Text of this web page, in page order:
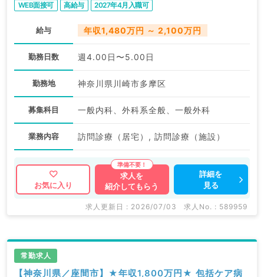
WEB面接可
高給与 2027年4月入職可
給与 年収1,480万円 ～ 2,100万円
勤務日数 週4.00日〜5.00日
勤務地 神奈川県川崎市多摩区
募集科目 一般内科、外科系全般、一般外科
業務内容 訪問診療（居宅）, 訪問診療（施設）
お気に入り
求人を
紹介してもらう
詳細を
見る
求人更新日 : 2026/07/03 求人No. : 589959
常勤求人
【神奈川県／座間市】★年収1,800万円★ 包括ケア病